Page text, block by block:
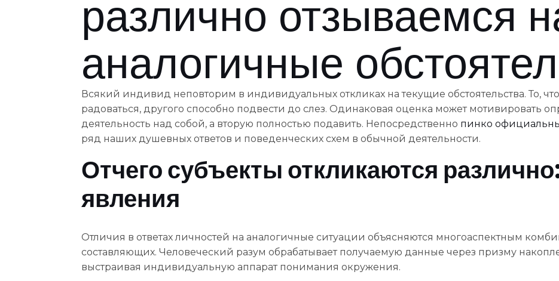
различно отзываемся
аналогичные
Всякий индивид неповторим в индивидуальных откликах на текущие обстоятельства. То,
радоваться, другого способно подвести до слез. Одинаковая оценка может мотивировать
деятельность над собой, а вторую полностью подавить. Непосредственно пинко
ряд наших душевных ответов и поведенческих схем в обычной деятельности.
Отчего субъекты откликаются
явления
Отличия в ответах личностей на аналогичные ситуации объясняются многоаспектным
составляющих. Человеческий разум обрабатывает получаемую данные через призму
выстраивая индивидуальную аппарат понимания окружения.